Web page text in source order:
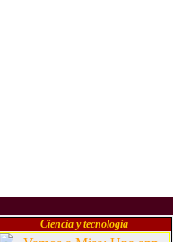
Ciencia y tecnologia